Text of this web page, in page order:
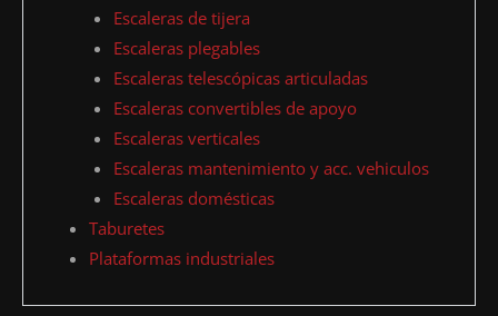
Escaleras de tijera
Escaleras plegables
Escaleras telescópicas articuladas
Escaleras convertibles de apoyo
Escaleras verticales
Escaleras mantenimiento y acc. vehiculos
Escaleras domésticas
Taburetes
Plataformas industriales